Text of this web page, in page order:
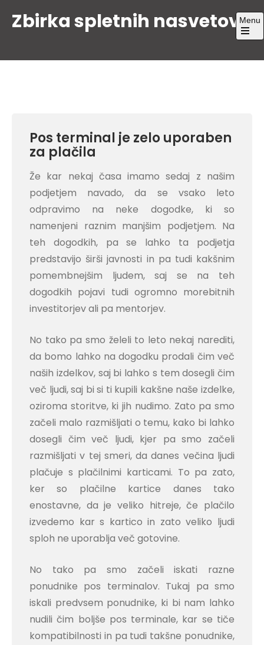
Zbirka spletnih nasvetovMenu
Open
main
Pos terminal je zelo uporaben
za plačila
Že kar nekaj časa imamo sedaj z našim
podjetjem navado, da se vsako leto
odpravimo na neke dogodke, ki so
namenjeni raznim manjšim podjetjem. Na
teh dogodkih, pa se lahko ta podjetja
predstavijo širši javnosti in pa tudi kakšnim
pomembnejšim ljudem, saj se na teh
dogodkih pojavi tudi ogromno morebitnih
investitorjev ali pa mentorjev.
No tako pa smo želeli to leto nekaj narediti,
da bomo lahko na dogodku prodali čim več
naših izdelkov, saj bi lahko s tem dosegli čim
več ljudi, saj bi si ti kupili kakšne naše izdelke,
oziroma storitve, ki jih nudimo. Zato pa smo
začeli malo razmišljati o temu, kako bi lahko
dosegli čim več ljudi, kjer pa smo začeli
razmišljati v tej smeri, da danes večina ljudi
plačuje s plačilnimi karticami. To pa zato,
ker so plačilne kartice danes tako
enostavne, da je veliko hitreje, če plačilo
izvedemo kar s kartico in zato veliko ljudi
sploh ne uporablja več gotovine.
No tako pa smo začeli iskati razne
ponudnike pos terminalov. Tukaj pa smo
iskali predvsem ponudnike, ki bi nam lahko
nudili čim boljše pos terminale, kar se tiče
kompatibilnosti in pa tudi takšne ponudnike,